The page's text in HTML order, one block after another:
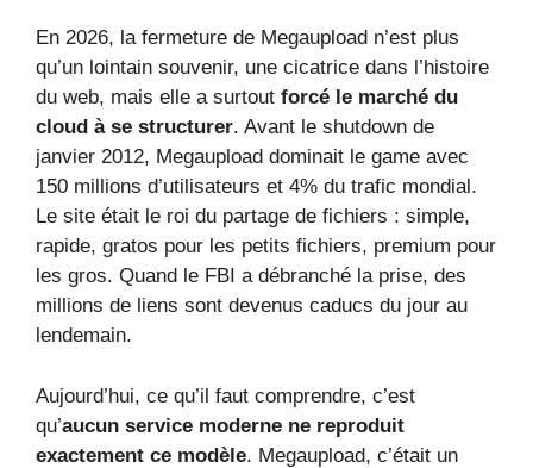
En 2026, la fermeture de Megaupload n’est plus
qu’un lointain souvenir, une cicatrice dans l’histoire
du web, mais elle a surtout forcé le marché du
cloud à se structurer. Avant le shutdown de
janvier 2012, Megaupload dominait le game avec
150 millions d’utilisateurs et 4% du trafic mondial.
Le site était le roi du partage de fichiers : simple,
rapide, gratos pour les petits fichiers, premium pour
les gros. Quand le FBI a débranché la prise, des
millions de liens sont devenus caducs du jour au
lendemain.
Aujourd’hui, ce qu’il faut comprendre, c’est
qu’aucun service moderne ne reproduit
exactement ce modèle. Megaupload, c’était un